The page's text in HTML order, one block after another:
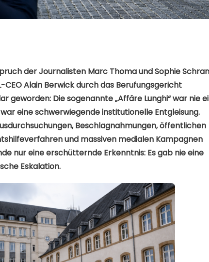
der Journalisten Marc Thoma und Sophie
CEO Alain Berwick durch das Berufungsgericht
geworden: Die sogenannte „Affäre Lunghi“ war nie
eine schwerwiegende institutionelle Entgleisung.
Beschlagnahmungen, öffentlichen
und massiven medialen Kampagnen
nur eine erschütternde Erkenntnis: Es gab nie eine
Eskalation.